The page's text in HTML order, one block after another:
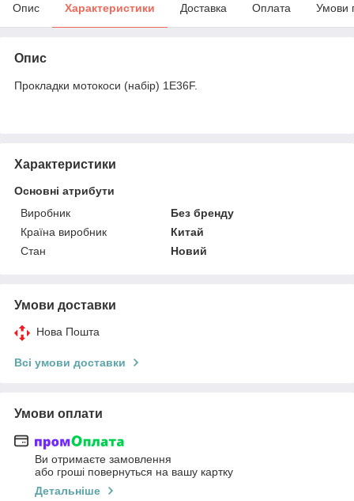
Опис Характеристики Доставка Оплата Умови
Опис
Прокладки мотокоси (набір) 1E36F.
Характеристики
Основні атрибути
Виробник
Без бренду
Країна виробник
Китай
Стан
Новий
Умови доставки
Нова Пошта
Всі умови доставки
Умови оплати
Ви отримаєте замовлення
або гроші повернуться на вашу картку
Детальніше